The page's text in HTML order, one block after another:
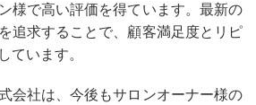
様で高い評価を得ています。最新の
追求することで、顧客満足度とリピ
ています。
会社は、今後もサロンオーナー様の